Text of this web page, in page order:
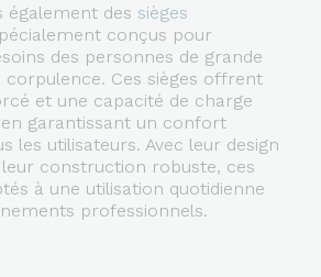
également des sièges
conçus pour
des personnes de grande
Ces sièges offrent
et une capacité de charge
garantissant un confort
les utilisateurs. Avec leur design
construction robuste, ces
à une utilisation quotidienne
professionnels.